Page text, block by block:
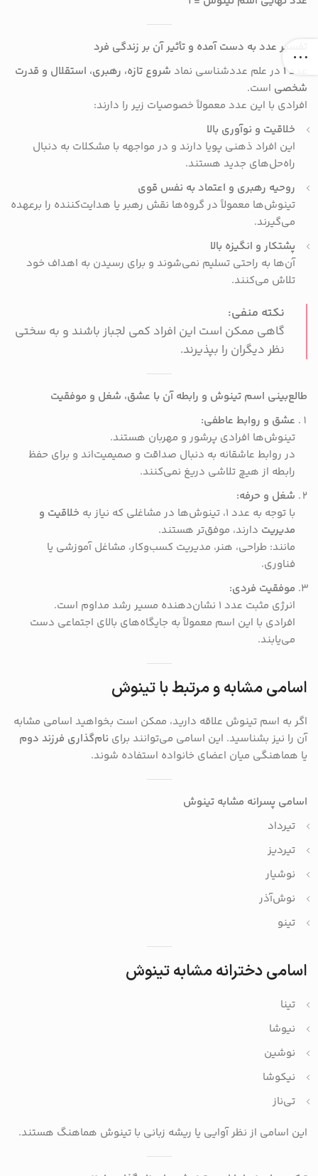
تفسیر عدد به دست آمده و تأثیر آن بر زندگی فرد
عدد ۱ در علم عددشناسی نماد شروع تازه، رهبری، استقلال و قدرت
شخصی است.
افرادی با این عدد معمولاً خصوصیات زیر را دارند:
خلاقیت و نوآوری بالا
این افراد ذهنی پویا دارند و در مواجهه با مشکلات به دنبال
راه‌حل‌های جدید هستند.
روحیه رهبری و اعتماد به نفس قوی
تینوش‌ها معمولاً در گروه‌ها نقش رهبر یا هدایت‌کننده را برعهده
می‌گیرند.
پشتکار و انگیزه بالا
آن‌ها به راحتی تسلیم نمی‌شوند و برای رسیدن به اهداف خود
تلاش می‌کنند.
نکته منفی:
گاهی ممکن است این افراد کمی لجباز باشند و به سختی
نظر دیگران را بپذیرند.
طالع‌بینی اسم تینوش و رابطه آن با عشق، شغل و موفقیت
عشق و روابط عاطفی:
تینوش‌ها افرادی پرشور و مهربان هستند.
در روابط عاشقانه به دنبال صداقت و صمیمیت‌اند و برای حفظ
رابطه از هیچ تلاشی دریغ نمی‌کنند.
شغل و حرفه:
با توجه به عدد ۱، تینوش‌ها در مشاغلی که نیاز به
خلاقیت و
مدیریت دارند، موفق‌تر هستند.
مانند: طراحی، هنر، مدیریت کسب‌وکار، مشاغل آموزشی یا
فناوری.
موفقیت فردی:
انرژی مثبت عدد ۱ نشان‌دهنده مسیر رشد مداوم است.
افرادی با این اسم معمولاً به جایگاه‌های بالای اجتماعی دست
می‌یابند.
اسامی مشابه و مرتبط با تینوش
اگر به اسم تینوش علاقه دارید، ممکن است بخواهید اسامی مشابه
آن را نیز بشناسید. این اسامی می‌توانند برای نام‌گذاری فرزند دوم
یا هماهنگی میان اعضای خانواده استفاده شوند.
اسامی پسرانه مشابه تینوش
تیرداد
تیردیز
نوشیار
نوش‌آذر
تینو
اسامی دخترانه مشابه تینوش
تینا
نیوشا
نوشین
نیکوشا
تی‌ناز
این اسامی از نظر آوایی یا ریشه زبانی با تینوش هماهنگ هستند.